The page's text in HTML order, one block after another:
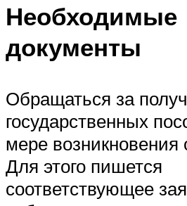
Необходимые
документы
Обращаться за
государственных
мере возникновения
Для этого пишется
соответствующее